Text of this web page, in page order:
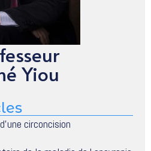
Yiou
circoncision